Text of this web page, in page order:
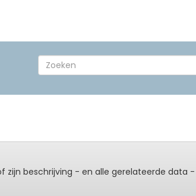
zijn beschrijving - en alle gerelateerde data